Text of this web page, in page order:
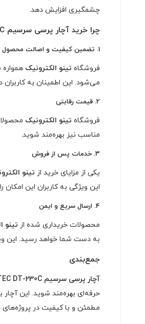
چشمگیری افزایش دهد.
چرا خرید آچار پرسی سرسیم DTEC DT-230C از تینو الکترونیک؟
1. تضمین کیفیت و اصالت محصول
فروشگاه تینو الکترونیک
می‌شود. این اطمینان به
2. قیمت رقابتی
فروشگاه تینو الکترونیک
مناسب نیز بهره‌مند شوید.
3. خدمات پس از فروش
یکی از مزایای خرید از تینو
این ویژگی به کاربران این امکان
4. ارسال سریع و ایمن
محصولات خریداری شده از تینو
به دست شما خواهد رسید. این
جمع‌بندی
آچار پرسی سرسیم DTEC DT-230C
حرفه‌ای بهره‌مند شوید. این
مطمئن و با کیفیت در پروژه‌های